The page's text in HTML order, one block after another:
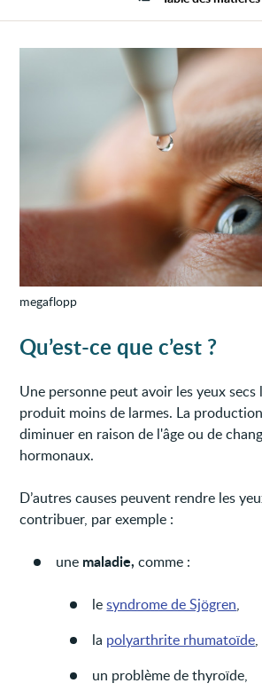
megaflopp
Qu’est-ce que c’est ?
Une personne peut avoir les yeux
produit moins de larmes. La
diminuer en raison de l'âge ou de
hormonaux.
D’autres causes peuvent rendre les
contribuer, par exemple :
une maladie,comme :
lesyndrome de Sjögren,
la polyarthrite rhumatoïde,
un problème de thyroïde,